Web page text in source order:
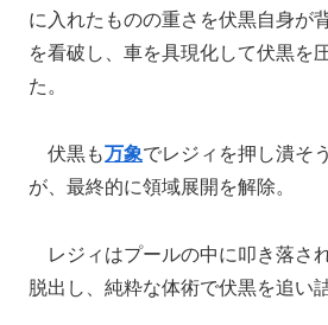
に入れたものの重さを伏黒自身が
を看破し、車を具現化して伏黒を
た。
伏黒も万象でレジィを押し潰そ
が、最終的に領域展開を解除。
レジィはプールの中に叩き落さ
脱出し、純粋な体術で伏黒を追い